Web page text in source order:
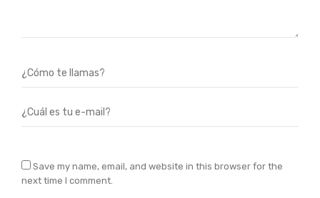
Save my name, email, and website in this browser for the
next time I comment.